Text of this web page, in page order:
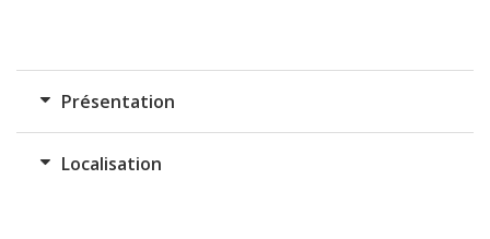
Présentation
Localisation